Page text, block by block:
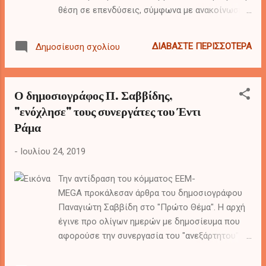
θέση σε επενδύσεις, σύμφωνα με ανακοίνωση
Δημοσίευση σχολίου ΔΙΑΒΆΣΤΕ ΠΕΡΙΣΣΌΤΕΡΑ
Ο δημοσιογράφος Π. Σαββίδης,
"ενόχλησε" τους συνεργάτες του Έντι
Ράμα
- Ιουλίου 24, 2019
Την αντίδραση του κόμματος ΕΕΜ-
MEGA προκάλεσαν άρθρα του δημοσιογράφου
Παναγιώτη Σαββίδη στο "Πρώτο Θέμα". Η αρχή
έγινε προ ολίγων ημερών με δημοσίευμα που
αφορούσε την συνεργασία του "ανεξάρτητου"